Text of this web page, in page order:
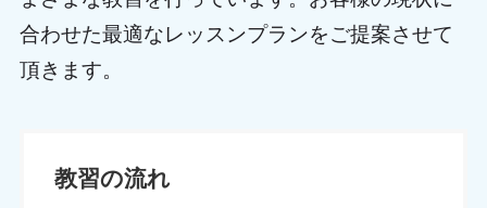
合わせた最適なレッスンプランをご提案させて
頂きます。
教習の流れ